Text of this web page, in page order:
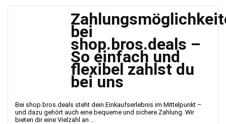
bei
shop.bros.deals –
So einfach und
flexibel zahlst du
bei uns
Bei shop.bros.deals steht dein Einkaufserlebnis im Mittelpunkt –
und dazu gehört auch eine bequeme und sichere Zahlung. Wir
bieten dir eine Vielzahl an ...